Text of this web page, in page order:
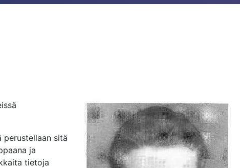
perustellaan sitä
ja
tietoja